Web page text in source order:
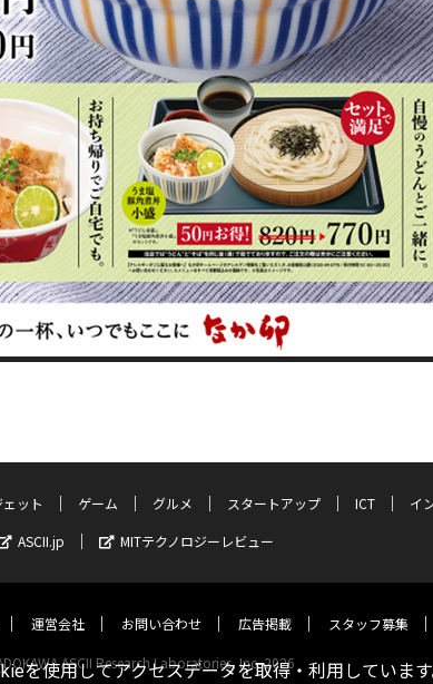
ット ゲーム グルメ スタートアップ ICT
イ
ASCII.jp
MITテクノロジーレビュー
運営会社 お問い合わせ 広告掲載 スタッフ募集
ASCII Research Laboratories, Inc. 2026
を使用してアクセスデータを取得・利用していま